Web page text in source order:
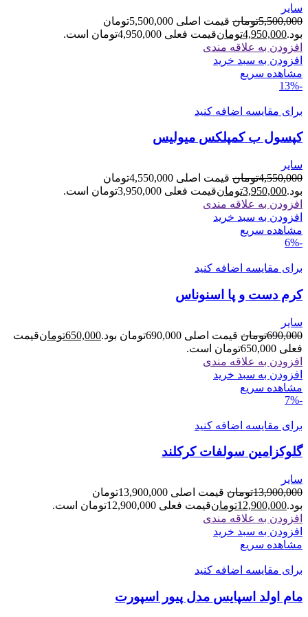
سایر
5,500,000تومان
قیمت اصلی 5,500,000تومان
بود.4,950,000تومانقیمت فعلی 4,950,000تومان است.
افزودن به علاقه مندی
افزودن به سبد خرید
مشاهده سریع
-13%
برای مقایسه اضافه کنید
کپسول ب کمپلکس میولیس
سایر
4,550,000تومان
قیمت اصلی 4,550,000تومان
بود.3,950,000تومانقیمت فعلی 3,950,000تومان است.
افزودن به علاقه مندی
افزودن به سبد خرید
مشاهده سریع
-6%
برای مقایسه اضافه کنید
کرم دست و پا اسنوناس
سایر
690,000تومان قیمت اصلی 690,000تومان بود. 650,000تومانقیمت
فعلی 650,000تومان است.
افزودن به علاقه مندی
افزودن به سبد خرید
مشاهده سریع
-7%
برای مقایسه اضافه کنید
گلوکزامین سولفات کرکلند
سایر
13,900,000تومان
قیمت اصلی 13,900,000تومان
بود.12,900,000تومانقیمت فعلی 12,900,000تومان است.
افزودن به علاقه مندی
افزودن به سبد خرید
مشاهده سریع
برای مقایسه اضافه کنید
مام اولد اسپایس مدل پیور اسپورت